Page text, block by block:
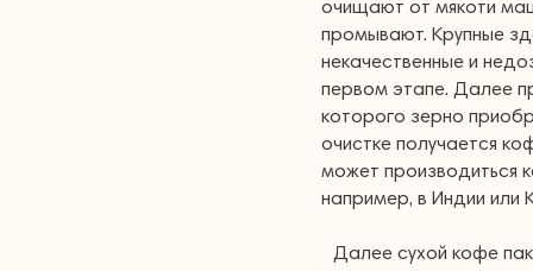
очищают от мякоти
промывают. Крупные
некачественные и
первом этапе. Далее
которого зерно
очистке получается
может производиться
например, в Индии
Далее сухой кофе